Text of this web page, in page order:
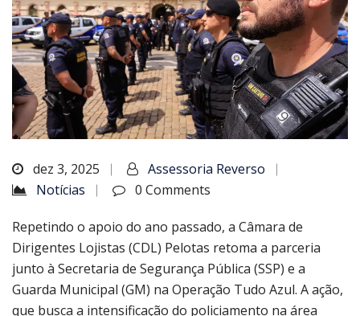
dez 3, 2025
Assessoria Reverso
Notícias
0 Comments
Repetindo o apoio do ano passado, a Câmara de
Dirigentes Lojistas (CDL) Pelotas retoma a parceria
junto à Secretaria de Segurança Pública (SSP) e a
Guarda Municipal (GM) na Operação Tudo Azul. A ação,
que busca a intensificação do policiamento na área